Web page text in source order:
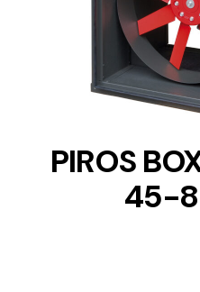
PIROS
45-